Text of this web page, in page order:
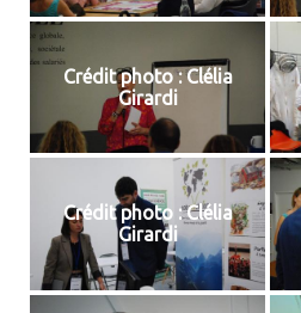
Crédit photo : Clélia
Girardi
Crédit photo : Clélia
Girardi